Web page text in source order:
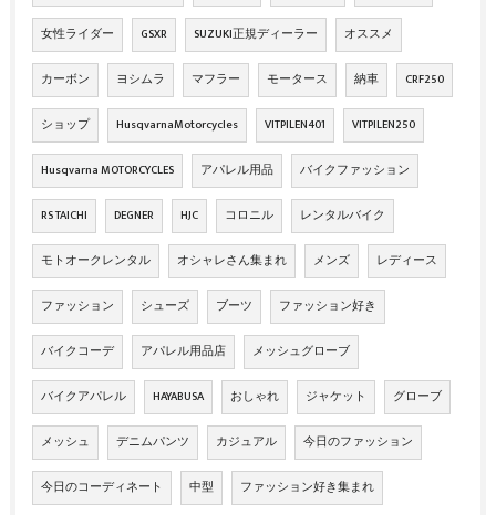
女性ライダー GSXR SUZUKI正規ディーラー オススメ
カーボン ヨシムラ マフラー モータース 納車 CRF250
ショップ HusqvarnaMotorcycles VITPILEN401 VITPILEN250
Husqvarna MOTORCYCLES アパレル用品 バイクファッション
RS TAICHI DEGNER HJC コロニル レンタルバイク
モトオークレンタル オシャレさん集まれ メンズ レディース
ファッション シューズ ブーツ ファッション好き
バイクコーデ アパレル用品店 メッシュグローブ
バイクアパレル HAYABUSA おしゃれ ジャケット グローブ
メッシュ デニムパンツ カジュアル 今日のファッション
今日のコーディネート 中型 ファッション好き集まれ